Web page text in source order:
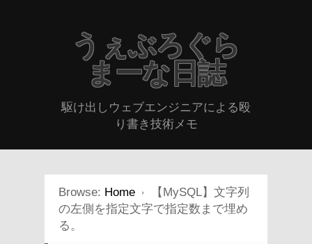
うぇぶろぐら
まーな日誌
駆け出しウェブエンジニアによる殴
り書き技術メモ
Browse: Home
【MySQL】文字列
の左側を指定文字で指定数まで埋め
る。